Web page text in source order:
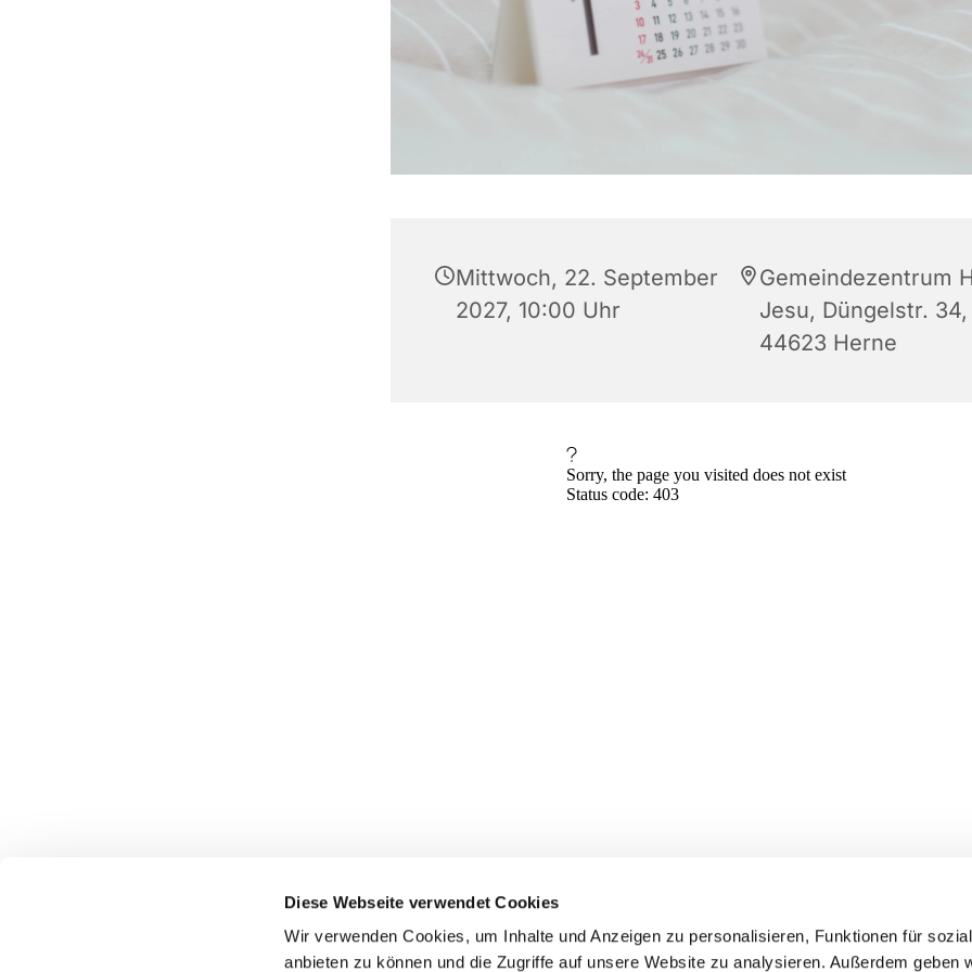
Diese Webseite verwendet Cookies
Wir verwenden Cookies, um Inhalte und Anzeigen zu personalisieren, Funktionen für
anbieten zu können und die Zugriffe auf unsere Website zu analysieren. Außerdem geben
Mittwoch, 22. September
2027, 10:00 Uhr
Gemeindezentrum
Jesu, Düngelstr. 34,
44623 Herne